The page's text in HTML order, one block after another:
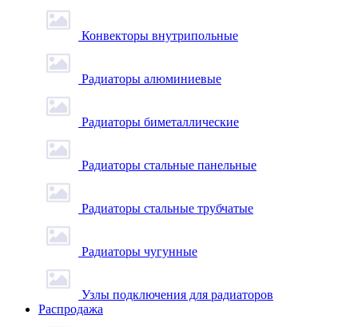
Конвекторы внутрипольные
Радиаторы алюминиевые
Радиаторы биметаллические
Радиаторы стальные панельные
Радиаторы стальные трубчатые
Радиаторы чугунные
Узлы подключения для радиаторов
Распродажа